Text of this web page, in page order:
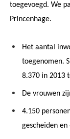
toegevoegd. We
Princenhage.
Het aantal
toegenomen.
8.370 in 2013
De vrouwen
4.150
gescheiden